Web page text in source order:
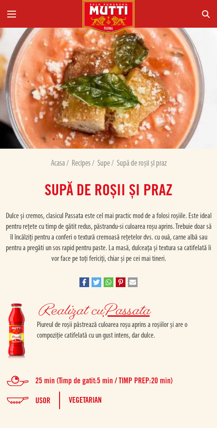
Acasa/ Recipes/ Supe/ Supă de roșii șI praz
SUPĂ DE ROȘII ȘI PRAZ
Dulce și cremos, clasicul Passata este cel mai practic mod de a folosi roșiile. Este ideal
pentru rețete cu timp de gătit redus, păstrandu-si culoarea roșu aprins. Trebuie doar să
îl încălziți pentru a conferi o textură cremoasă rețetelor dvs. cu ouă, carne albă sau
pentru a pregăti un sos rapid pentru paste. La masă, dulceața și textura sa catifelată îi
vor face pe toți fericiți, chiar și pe cei mai tineri.
Realizat cuPassata
Piureul de roșii păstrează culoarea roșu aprins a roșiilor și are o
compoziție catifelată cu un gust intens, dar dulce.
25 min (Timp de gatit:5 min / TIMP PREP:20 min)
USOR VEGETARIAN